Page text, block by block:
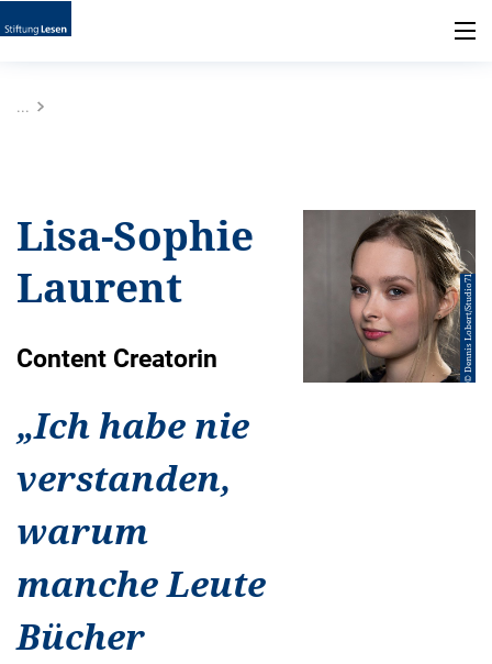
...
Lisa-Sophie
Laurent
Content Creatorin
„Ich habe nie
verstanden,
warum
manche Leute
Bücher
© Dennis Lobert/Studio71